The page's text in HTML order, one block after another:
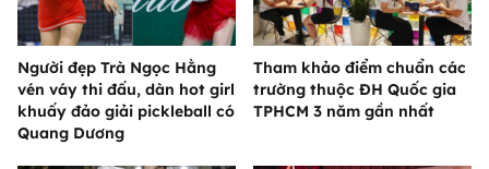
Người đẹp Trà Ngọc Hằng
vén váy thi đấu, dàn hot girl
khuấy đảo giải pickleball có
Quang Dương
Tham khảo điểm chuẩn các
trường thuộc ĐH Quốc gia
TPHCM 3 năm gần nhất